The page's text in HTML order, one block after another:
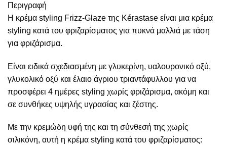
Περιγραφή
Η κρέμα styling Frizz-Glaze της Kérastase είναι μια κρέμα
styling κατά του φριζαρίσματος για πυκνά μαλλιά με τάση
για φριζάρισμα.
Είναι ειδικά σχεδιασμένη με γλυκερίνη, υαλουρονικό οξύ,
γλυκολικό οξύ και έλαιο άγριου τριαντάφυλλου για να
προσφέρει 4 ημέρες styling χωρίς φριζάρισμα, ακόμη και
σε συνθήκες υψηλής υγρασίας και ζέστης.
Με την κρεμώδη υφή της και τη σύνθεσή της χωρίς
σιλικόνη, αυτή η κρέμα styling κατά του φριζαρίσματος: